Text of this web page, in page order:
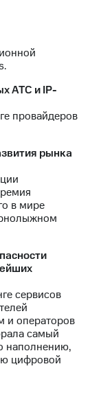
АТС и IP-
провайдеров
рынка
в мире
сервисов
и операторов
самый
наполнению,
цифровой